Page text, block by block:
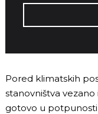
Pored klimatskih
stanovništva vezano
gotovo u potpunosti